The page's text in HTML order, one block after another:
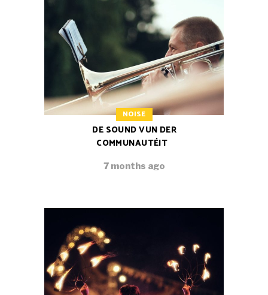
NOISE
DE SOUND VUN DER
COMMUNAUTÉIT
7 months ago